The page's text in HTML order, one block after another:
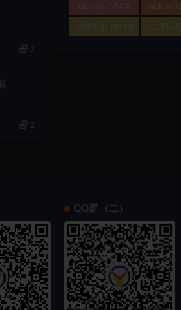
2
2
uploads
动漫电影 (3340) 工具玩具
QQ群（二）